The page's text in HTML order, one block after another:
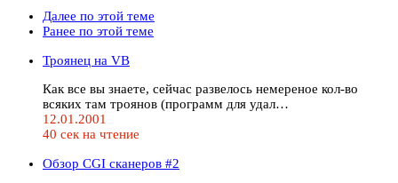
Далее по этой теме
Ранее по этой теме
Троянец на VB
Как все вы знаете, сейчас развелось немереное кол-во
всяких там троянов (программ для удал…
12.01.2001
40 сек на чтение
Обзор CGI сканеров #2